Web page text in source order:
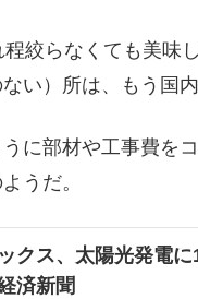
絞らなくても美味
い）所は、もう国
に部材や工事費を
うだ。
クス、太陽光発電
済新聞